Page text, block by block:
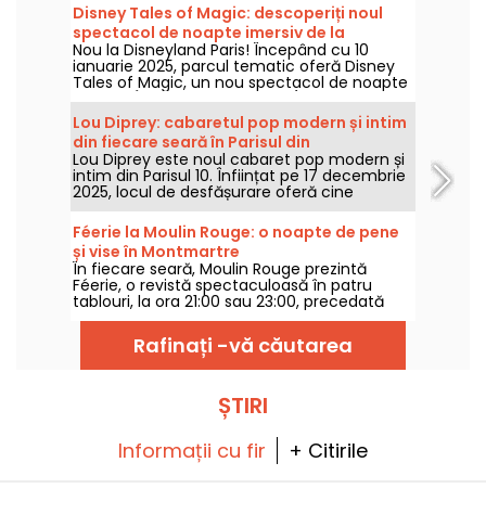
Disney Tales of Magic: descoperiți noul
spectacol de noapte imersiv de la
Disneyland Paris
Nou la Disneyland Paris! Începând cu 10
ianuarie 2025, parcul tematic oferă Disney
Tales of Magic, un nou spectacol de noapte
imersiv. În program: proiecții (nu doar pe
castel), efecte de lumină și, ca întotdeauna,
scene inspirate din filmele Disney și Pixar!
Lou Diprey: cabaretul pop modern și intim
din fiecare seară în Parisul din
arondismentul 10
Lou Diprey este noul cabaret pop modern și
intim din Parisul 10. Înființat pe 17 decembrie
2025, locul de desfășurare oferă cine
bistronomice, spectacole coregrafice și
petreceri after-hours pline de energie, într-o
atmosferă discretă concepută pentru o
experiență nocturnă contemporană. Sunteți
gata pentru o aventură artistică ieșită din
comun?
Féerie la Moulin Rouge: o noapte de pene
și vise în Montmartre
În fiecare seară, Moulin Rouge prezintă
Féerie, o revistă spectaculoasă în patru
tablouri, la ora 21:00 sau 23:00, precedată
sau nu de o cină creată de bucătarul lor.
Rafinați -vă căutarea
ȘTIRI
Informații cu fir + Citirile